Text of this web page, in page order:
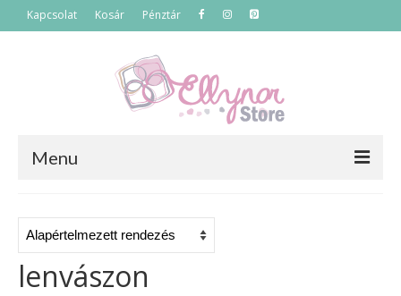
Kapcsolat Kosár Pénztár
Menu
Termékek
Szettek
lenvászon